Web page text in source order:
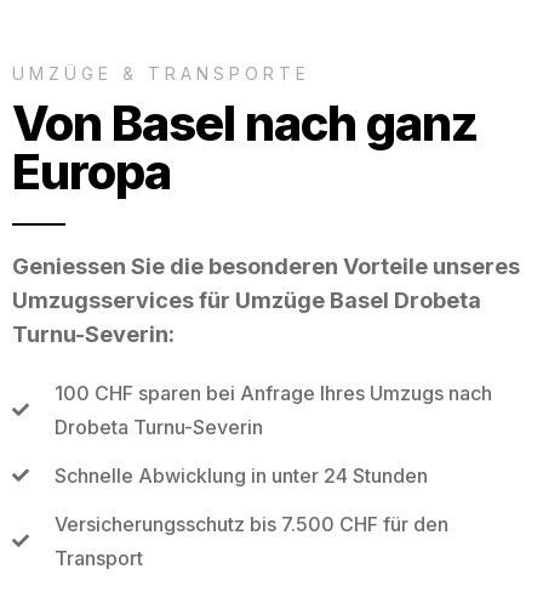
UMZÜGE & TRANSPORTE
Von Basel nach ganz
Europa
Geniessen Sie die besonderen Vorteile unseres
Umzugsservices für Umzüge Basel Drobeta
Turnu-Severin:
100 CHF sparen bei Anfrage Ihres Umzugs nach
Drobeta Turnu-Severin
Schnelle Abwicklung in unter 24 Stunden
Versicherungsschutz bis 7.500 CHF für den
Transport